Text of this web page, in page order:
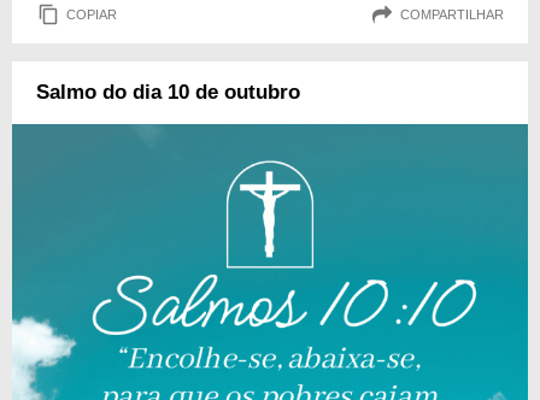
COPIAR COMPARTILHAR
Salmo do dia 10 de outubro